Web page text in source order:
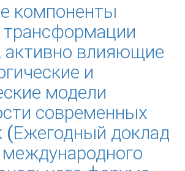
компоненты
активно влияющие
и
модели
современных
(Ежегодный доклад